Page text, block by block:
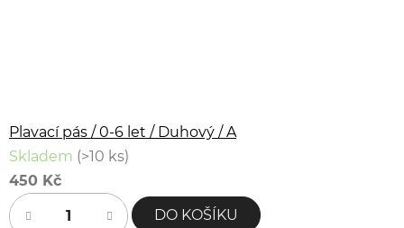
Plavací pás / 0-6 let / Duhový / A
Skladem (>10 ks)
450 Kč
DO KOŠÍKU